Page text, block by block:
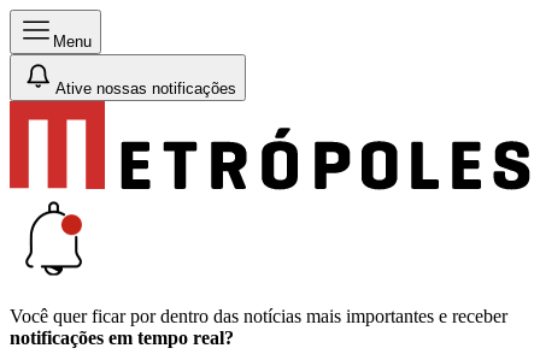
Menu
Ative nossas notificações
Você quer ficar por dentro das notícias mais importantes e receber
notificações em tempo real?